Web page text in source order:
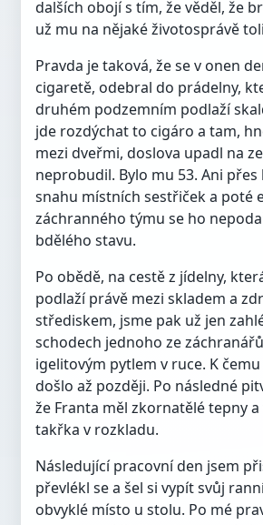
dalších obojí s tím, že věděl, že
už mu na nějaké životosprávě
Pravda je taková, že se v onen
cigaretě, odebral do prádelny,
druhém podzemním podlaží
jde rozdýchat to cigáro a tam,
mezi dveřmi, doslova upadl na
neprobudil. Bylo mu 53. Ani
snahu místních sestřiček a poté
záchranného týmu se ho
bdělého stavu.
Po obědě, na cestě z jídelny,
podlaží právě mezi skladem a
střediskem, jsme pak už jen
schodech jednoho ze
igelitovým pytlem v ruce. K
došlo až později. Po následné
že Franta měl zkornatělé tepny
takřka v rozkladu.
Následující pracovní den jsem
převlékl se a šel si vypít svůj
obvyklé místo u stolu. Po mé